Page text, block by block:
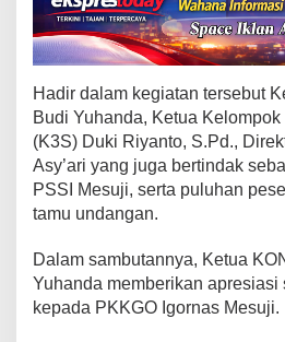
N
I
M
s
u
j
i
L
a
o
Hadir dalam kegiatan tersebut
Budi Yuhanda, Ketua
(K3S) Duki Riyanto, S.Pd.,
Asy’ari yang juga bertindak
PSSI Mesuji, serta puluhan
tamu undangan.
Dalam sambutannya, Ketua
Yuhanda memberikan apresiasi
kepada PKKGO Igornas Mesuji.